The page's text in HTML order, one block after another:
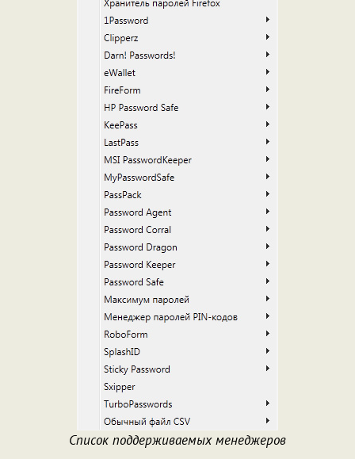
Список поддерживаемых менеджеров